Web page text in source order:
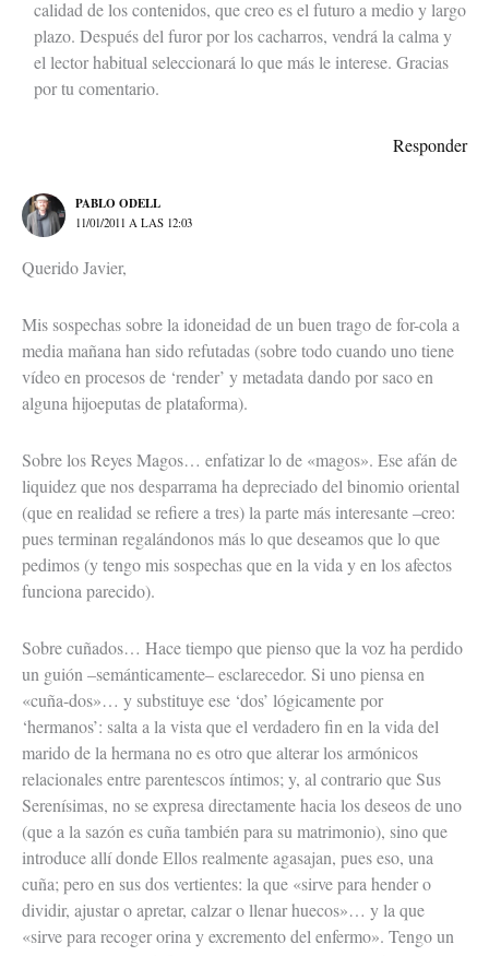
calidad de los contenidos, que creo es el futuro a medio y largo
plazo. Después del furor por los cacharros, vendrá la calma y
el lector habitual seleccionará lo que más le interese. Gracias
por tu comentario.
Responder
PABLO ODELL
11/01/2011 A LAS 12:03
Querido Javier,
Mis sospechas sobre la idoneidad de un buen trago de for-cola a
media mañana han sido refutadas (sobre todo cuando uno tiene
vídeo en procesos de ‘render’ y metadata dando por saco en
alguna hijoeputas de plataforma).
Sobre los Reyes Magos… enfatizar lo de «magos». Ese afán de
liquidez que nos desparrama ha depreciado del binomio oriental
(que en realidad se refiere a tres) la parte más interesante –creo:
pues terminan regalándonos más lo que deseamos que lo que
pedimos (y tengo mis sospechas que en la vida y en los afectos
funciona parecido).
Sobre cuñados… Hace tiempo que pienso que la voz ha perdido
un guión –semánticamente– esclarecedor. Si uno piensa en
«cuña-dos»… y substituye ese ‘dos’ lógicamente por
‘hermanos’: salta a la vista que el verdadero fin en la vida del
marido de la hermana no es otro que alterar los armónicos
relacionales entre parentescos íntimos; y, al contrario que Sus
Serenísimas, no se expresa directamente hacia los deseos de uno
(que a la sazón es cuña también para su matrimonio), sino que
introduce allí donde Ellos realmente agasajan, pues eso, una
cuña; pero en sus dos vertientes: la que «sirve para hender o
dividir, ajustar o apretar, calzar o llenar huecos»… y la que
«sirve para recoger orina y excremento del enfermo». Tengo un